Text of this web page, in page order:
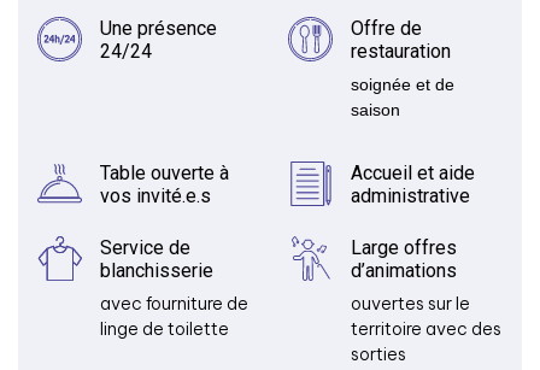
Une présence
24/24
Offre de
restauration
soignée et de
saison
Table ouverte à
vos invité.e.s
Accueil et aide
administrative
Service de
blanchisserie
avec fourniture de
linge de toilette
Large offres
d’animations
ouvertes sur le
territoire avec des
sorties